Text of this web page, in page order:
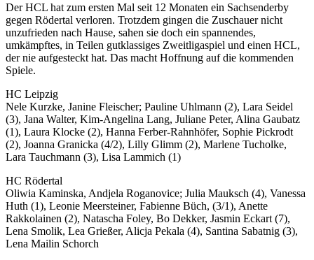
Der HCL hat zum ersten Mal seit 12 Monaten ein Sachsenderby
gegen Rödertal verloren. Trotzdem gingen die Zuschauer nicht
unzufrieden nach Hause, sahen sie doch ein spannendes,
umkämpftes, in Teilen gutklassiges Zweitligaspiel und einen HCL,
der nie aufgesteckt hat. Das macht Hoffnung auf die kommenden
Spiele.
HC Leipzig
Nele Kurzke, Janine Fleischer; Pauline Uhlmann (2), Lara Seidel
(3), Jana Walter, Kim-Angelina Lang, Juliane Peter, Alina Gaubatz
(1), Laura Klocke (2), Hanna Ferber-Rahnhöfer, Sophie Pickrodt
(2), Joanna Granicka (4/2), Lilly Glimm (2), Marlene Tucholke,
Lara Tauchmann (3), Lisa Lammich (1)
HC Rödertal
Oliwia Kaminska, Andjela Roganovice; Julia Mauksch (4), Vanessa
Huth (1), Leonie Meersteiner, Fabienne Büch, (3/1), Anette
Rakkolainen (2), Natascha Foley, Bo Dekker, Jasmin Eckart (7),
Lena Smolik, Lea Grießer, Alicja Pekala (4), Santina Sabatnig (3),
Lena Mailin Schorch